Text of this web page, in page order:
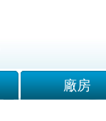
廠房